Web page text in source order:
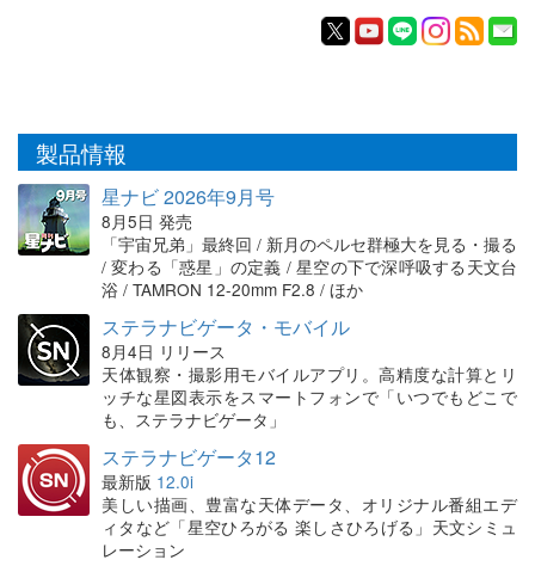
製品情報
星ナビ 2026年9月号
8月5日 発売
「宇宙兄弟」最終回 / 新月のペルセ群極大を見る・撮る
/ 変わる「惑星」の定義 / 星空の下で深呼吸する天文台
浴 / TAMRON 12-20mm F2.8 / ほか
ステラナビゲータ・モバイル
8月4日 リリース
天体観察・撮影用モバイルアプリ。高精度な計算とリ
ッチな星図表示をスマートフォンで「いつでもどこで
も、ステラナビゲータ」
ステラナビゲータ12
最新版 12.0i
美しい描画、豊富な天体データ、オリジナル番組エデ
ィタなど「星空ひろがる 楽しさひろげる」天文シミュ
レーション